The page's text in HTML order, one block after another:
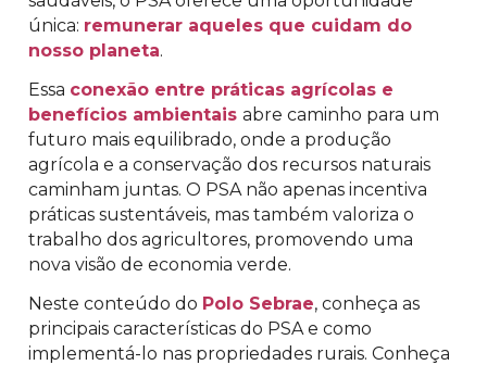
única: remunerar aqueles que cuidam do
nosso planeta.
Essa conexão entre práticas agrícolas e
benefícios ambientais abre caminho para um
futuro mais equilibrado, onde a produção
agrícola e a conservação dos recursos naturais
caminham juntas. O PSA não apenas incentiva
práticas sustentáveis, mas também valoriza o
trabalho dos agricultores, promovendo uma
nova visão de economia verde.
Neste conteúdo do Polo Sebrae, conheça as
principais características do PSA e como
implementá-lo nas propriedades rurais. Conheça